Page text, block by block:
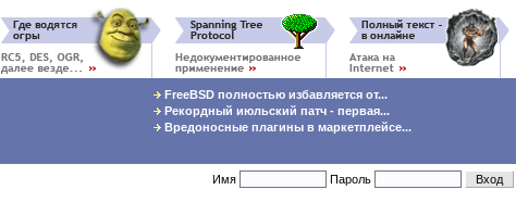
FreeBSD полностью избавляется от...
Рекордный июльский патч - первая...
Вредоносные плагины в маркетплейсе...
Имя Пароль